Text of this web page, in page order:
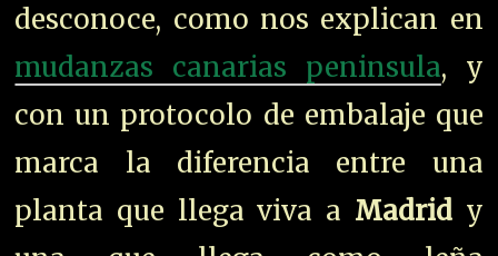
desconoce, como nos explican en
mudanzas canarias peninsula, y
con un protocolo de embalaje que
marca la diferencia entre una
planta que llega viva a Madridy